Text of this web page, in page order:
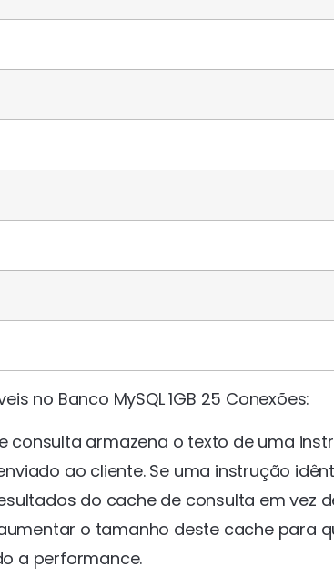
no Banco MySQL 1GB 25 Conexões:
consulta armazena o texto de uma
ao cliente. Se uma instrução
do cache de consulta em vez
o tamanho deste cache para
a performance.